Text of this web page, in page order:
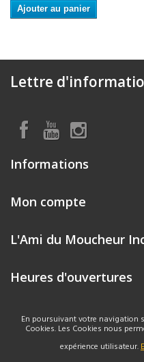
Ajouter au panier
Lettre
Informations
Mon compte
L'Ami du Moucheur
Heures d'ouvertures
En poursuivant votre navigation
Cookies. Les Cookies nous
expérience utilisateur.